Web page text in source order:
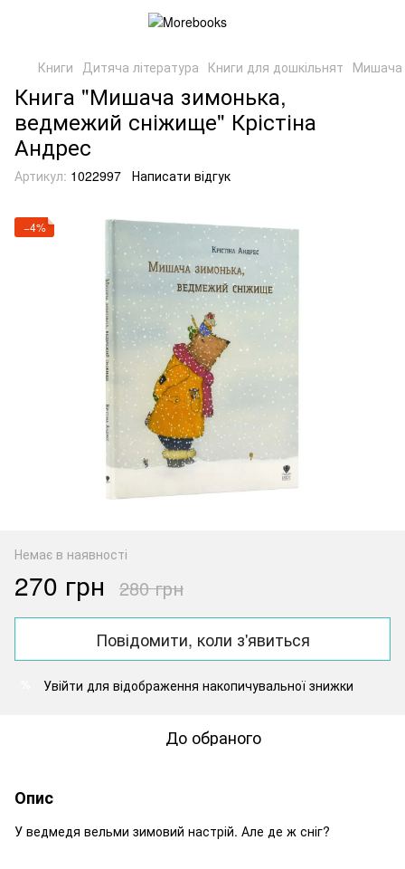
Книги Дитяча література Книги для дошкільнят Мишача
Книга "Мишача зимонька,
ведмежий сніжище" Крістіна
Андрес
Артикул: 1022997 Написати відгук
−4%
Немає в наявності
270 грн 280 грн
Повідомити, коли з'явиться
Увійти для відображення накопичувальної знижки
До обраного
Опис
У ведмедя вельми зимовий настрій. Але де ж сніг?